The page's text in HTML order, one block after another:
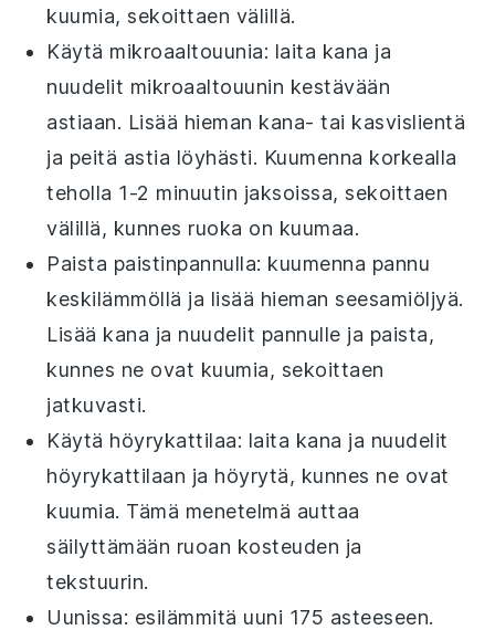
kuumia, sekoittaen välillä.
Käytä mikroaaltouunia: laita kana ja
nuudelit mikroaaltouunin kestävään
astiaan. Lisää hieman kana- tai kasvislientä
ja peitä astia löyhästi. Kuumenna korkealla
teholla 1-2 minuutin jaksoissa, sekoittaen
välillä, kunnes ruoka on kuumaa.
Paista paistinpannulla: kuumenna pannu
keskilämmöllä ja lisää hiemanseesamiöljyä.
Lisää kana ja nuudelit pannulle ja paista,
kunnes ne ovat kuumia, sekoittaen
jatkuvasti.
Käytä höyrykattilaa: laita kana ja nuudelit
höyrykattilaan ja höyrytä, kunnes ne ovat
kuumia. Tämä menetelmä auttaa
säilyttämään ruoan kosteuden ja
tekstuurin.
Uunissa: esilämmitä uuni 175 asteeseen.